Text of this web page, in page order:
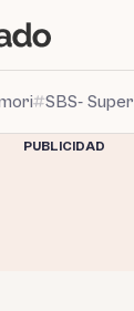
SBS-
PUBLICIDAD